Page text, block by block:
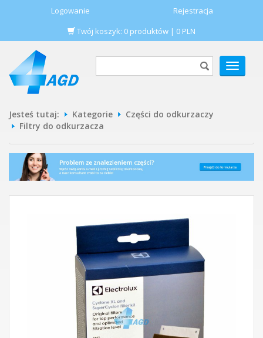
Logowanie
Rejestracja
Twój koszyk: 0 produktów | 0 PLN
POKAŻ
MENU
Jesteś tutaj: Kategorie
Części do odkurzaczy
Filtry do odkurzacza